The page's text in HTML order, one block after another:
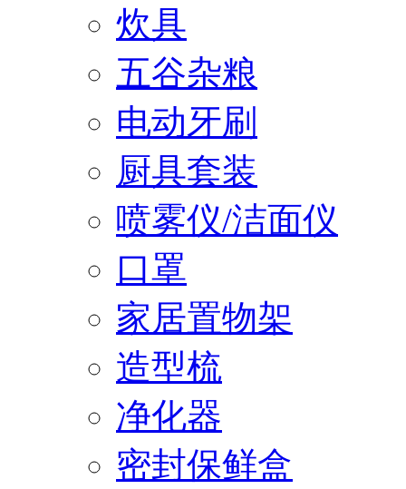
炊具
五谷杂粮
电动牙刷
厨具套装
喷雾仪/洁面仪
口罩
家居置物架
造型梳
净化器
密封保鲜盒